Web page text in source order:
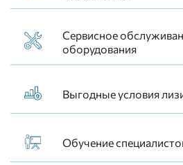
Сервисное
оборудования
Выгодные условия
Обучение